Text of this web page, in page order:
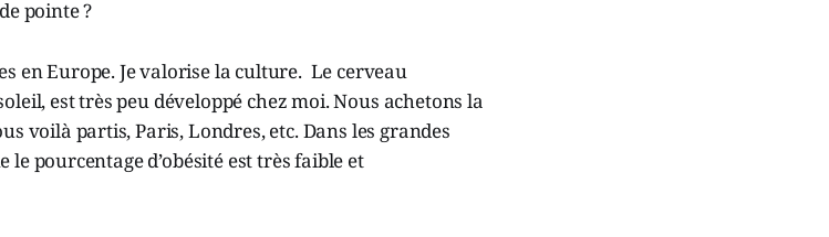
pointe ?
en Europe. Je valorise la culture. Le cerveau
est très peu développé chez moi. Nous achetons la
voilà partis, Paris, Londres, etc. Dans les grandes
pourcentage d’obésité est très faible et